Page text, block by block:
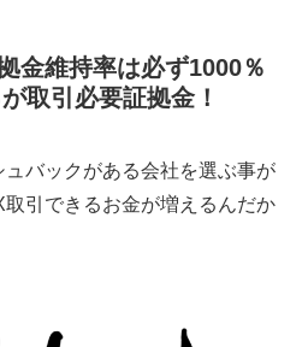
金維持率は必ず1000％
取引必要証拠金！
バックがある会社を選ぶ事が
引できるお金が増えるんだか